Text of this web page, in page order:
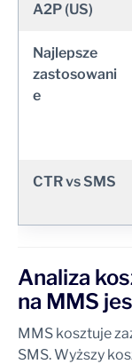
A2P (US)
Najlepsze
zastosowani
e
CTR vs SMS
Analiza
na MMS
MMS kosztuje
SMS. Wyższy